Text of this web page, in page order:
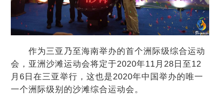
作为三亚乃至海南举办的首个洲际级综合运动
会，亚洲沙滩运动会将定于2020年11月28日至12
月6日在三亚举行，这也是2020年中国举办的唯一
一个洲际级别的沙滩综合运动会。